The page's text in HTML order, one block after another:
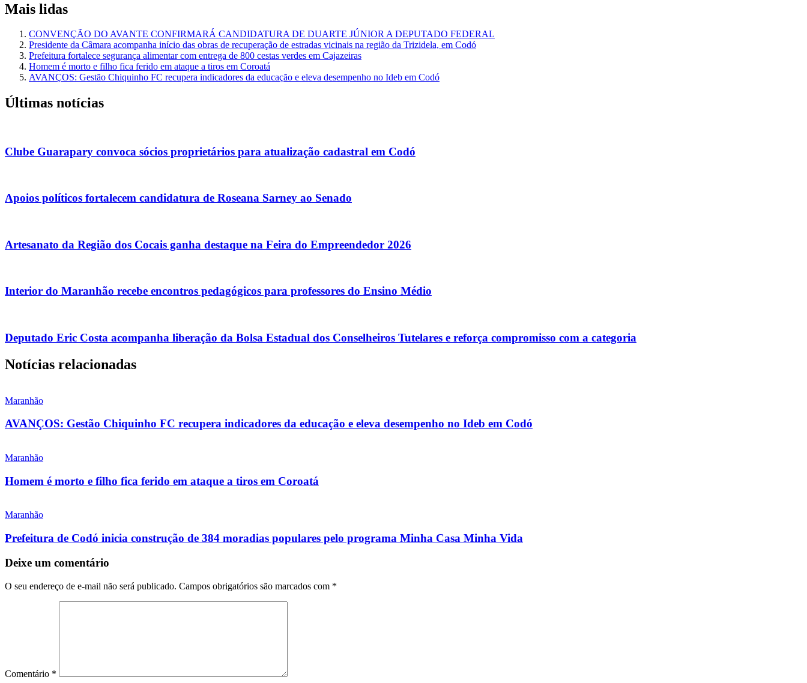
Mais lidas
CONVENÇÃO DO AVANTE CONFIRMARÁ CANDIDATURA DE DUARTE JÚNIOR A DEPUTADO FEDERAL
Presidente da Câmara acompanha início das obras de recuperação de estradas vicinais na região da Trizidela, em Codó
Prefeitura fortalece segurança alimentar com entrega de 800 cestas verdes em Cajazeiras
Homem é morto e filho fica ferido em ataque a tiros em Coroatá
AVANÇOS: Gestão Chiquinho FC recupera indicadores da educação e eleva desempenho no Ideb em Codó
Últimas notícias
Clube Guarapary convoca sócios proprietários para atualização cadastral em Codó
Apoios políticos fortalecem candidatura de Roseana Sarney ao Senado
Artesanato da Região dos Cocais ganha destaque na Feira do Empreendedor 2026
Interior do Maranhão recebe encontros pedagógicos para professores do Ensino Médio
Deputado Eric Costa acompanha liberação da Bolsa Estadual dos Conselheiros Tutelares e reforça compromisso com a categoria
Notícias relacionadas
Maranhão
AVANÇOS: Gestão Chiquinho FC recupera indicadores da educação e eleva desempenho no Ideb em Codó
Maranhão
Homem é morto e filho fica ferido em ataque a tiros em Coroatá
Maranhão
Prefeitura de Codó inicia construção de 384 moradias populares pelo programa Minha Casa Minha Vida
Deixe um comentário
O seu endereço de e-mail não será publicado. Campos obrigatórios são marcados com *
Comentário *